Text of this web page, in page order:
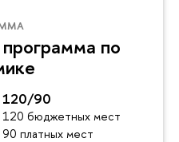
по
120/90
120 бюджетных мест
90 платных мест